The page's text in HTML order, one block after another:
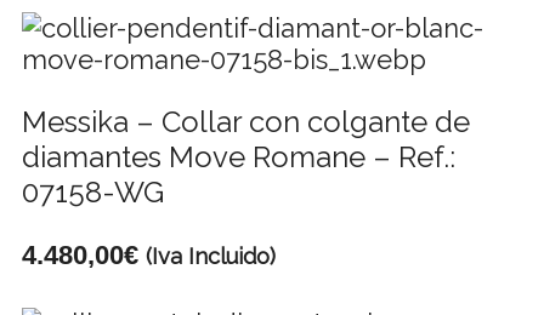
Messika – Collar con colgante de
diamantes Move Romane – Ref.:
07158-WG
4.480,00€ (Iva Incluido)